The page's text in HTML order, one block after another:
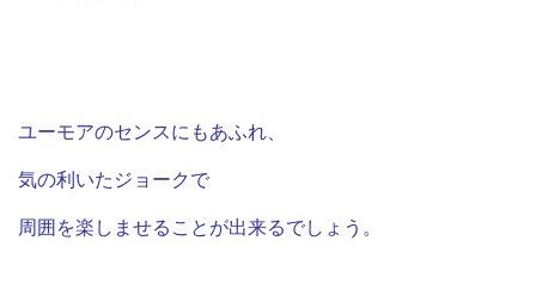
ユーモアのセンスにもあふれ、
気の利いたジョークで
周囲を楽しませることが出来るでしょう。